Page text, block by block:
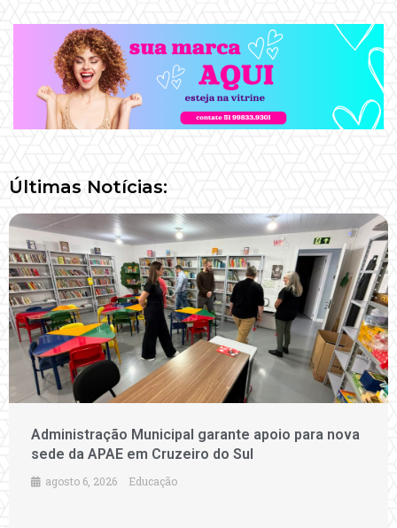
Últimas Notícias:
Administração Municipal garante apoio para nova
sede da APAE em Cruzeiro do Sul
agosto 6, 2026 Educação